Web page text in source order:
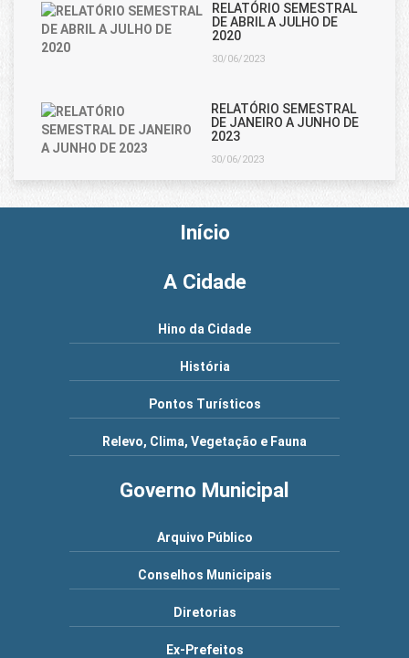
RELATÓRIO SEMESTRAL
DE ABRIL A JULHO DE
2020
30/06/2023
RELATÓRIO SEMESTRAL
DE JANEIRO A JUNHO DE
2023
30/06/2023
Início
A Cidade
Hino da Cidade
História
Pontos Turísticos
Relevo, Clima, Vegetação e Fauna
Governo Municipal
Arquivo Público
Conselhos Municipais
Diretorias
Ex-Prefeitos